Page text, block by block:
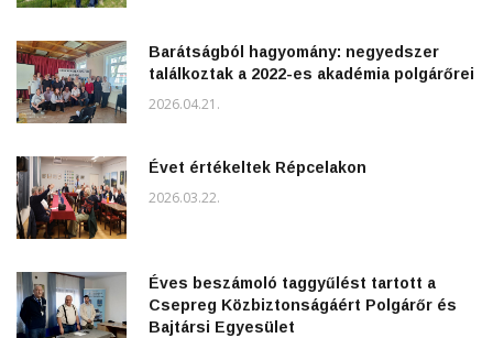
Barátságból hagyomány: negyedszer
találkoztak a 2022-es akadémia polgárőrei
2026.04.21.
Évet értékeltek Répcelakon
2026.03.22.
Éves beszámoló taggyűlést tartott a
Csepreg Közbiztonságáért Polgárőr és
Bajtársi Egyesület